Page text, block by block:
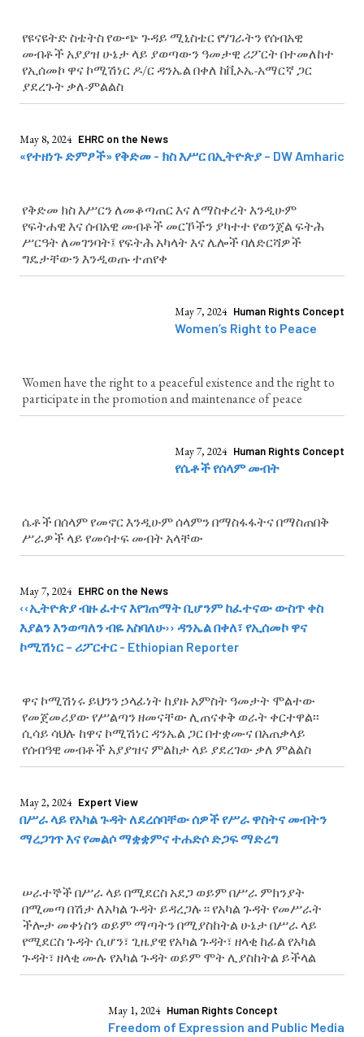
የዩናዩትድ ስቴትስ የውጭ ጉዳይ ሚኒስቴር የሃገራትን የሰብአዊ
መብቶች አያያዝ ሁኔታ ላይ ያወጣውን ዓመታዊ ሪፖርት በተመለከተ
የኢሰመኮ ዋና ኮሚሽነር ዶ/ር ዳንኤል በቀለ ከቪኦኤ-አማርኛ ጋር
ያደረጉት ቃለ-ምልልስ
May 8, 2024 EHRC on the News
«የተዘነጉ ድምፆች» የቅድመ - ክስ እሥር በኢትዮጵያ – DW Amharic
የቅድመ ክስ እሥርን ለመቆጣጠር እና ለማስቀረት እንዲሁም
የፍትሐዊ እና ሰብአዊ መብቶች መርኾችን ያካተተ የወንጀል ፍትሕ
ሥርዓት ለመገንባት፤ የፍትሕ አካላት እና ሌሎች ባለድርሻዎች
ግዴታቸውን እንዲወጡ ተጠየቀ
May 7, 2024 Human Rights Concept
Women’s Right to Peace
Women have the right to a peaceful existence and the right to
participate in the promotion and maintenance of peace
May 7, 2024 Human Rights Concept
የሴቶች የሰላም መብት
ሴቶች በሰላም የመኖር እንዲሁም ሰላምን በማስፋፋትና በማስጠበቅ
ሥራዎች ላይ የመሳተፍ መብት አላቸው
May 7, 2024 EHRC on the News
‹‹ኢትዮጵያ ብዙ ፈተና እየገጠማት ቢሆንም ከፈተናው ውስጥ ቀስ
እያልን እንወጣለን ብዬ አስባለሁ›› ዳንኤል በቀለ፣ የኢሰመኮ ዋና
ኮሚሽነር – ሪፖርተር - Ethiopian Reporter
ዋና ኮሚሽነሩ ይህንን ኃላፊነት ከያዙ አምስት ዓመታት ሞልተው
የመጀመሪያው የሥልጣን ዘመናቸው ሊጠናቀቅ ወራት ቀርተዋል፡፡
ሲሳይ ሳህሉ ከዋና ኮሚሽነር ዳንኤል ጋር በተቋሙና በአጠቃላይ
የሰብዓዊ መብቶች አያያዝና ምልከታ ላይ ያደረገው ቃለ ምልልስ
May 2, 2024 Expert View
በሥራ ላይ የአካል ጉዳት ለደረሰባቸው ሰዎች የሥራ ዋስትና መብትን
ማረጋገጥ እና የመልሶ ማቋቋምና ተሐድሶ ድጋፍ ማድረግ
ሠራተኞች በሥራ ላይ በሚደርስ አደጋ ወይም በሥራ ምክንያት
በሚመጣ በሽታ ለአካል ጉዳት ይዳረጋሉ። የአካል ጉዳት የመሥራት
ችሎታ መቀነስን ወይም ማጣትን በሚያስከትል ሁኔታ በሥራ ላይ
የሚደርስ ጉዳት ሲሆን፣ ጊዜያዊ የአካል ጉዳት፣ ዘላቂ ከፊል የአካል
ጉዳት፣ ዘላቂ ሙሉ የአካል ጉዳት ወይም ሞት ሊያስከትል ይችላል
May 1, 2024 Human Rights Concept
Freedom of Expression and Public Media